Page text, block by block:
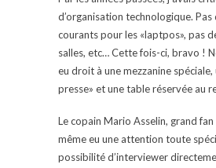
d’organisation technologique. Pas
courants pour les «laptpos», pas
salles, etc… Cette fois-ci, bravo !
eu droit à une mezzanine spéciale,
presse» et une table réservée au
Le copain Mario Asselin, grand
même eu une attention toute
possibilité d’interviewer